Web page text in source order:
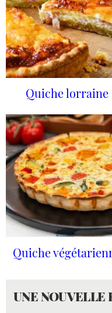
Quiche lorraine
Quiche
UNE NOUVELLE